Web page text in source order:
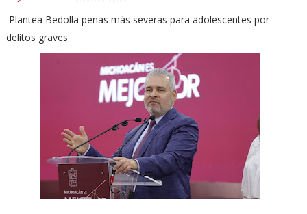
Plantea Bedolla penas más severas para adolescentes por
delitos graves